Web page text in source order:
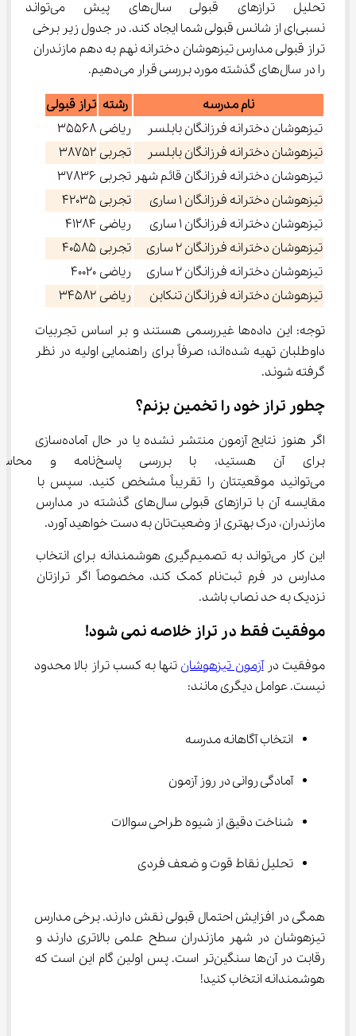
تحلیل ترازهای قبولی
نسبی‌ای از شانس قبولی شما ایجاد کند. در جدول زیر برخی
تراز قبولی مدارس تیزهوشان دخترانه نهم به دهم مازندران
را در سال‌های گذشته مورد بررسی قرار می‌دهیم.
نام مدرسه
رشته تراز قبولی
تیزهوشان دخترانه فرزانگان بابلسر
ریاضی 35568
تیزهوشان دخترانه فرزانگان بابلسر
تجربی 38752
تیزهوشان دخترانه فرزانگان قائم شهر تجربی 37836
تیزهوشان دخترانه فرزانگان 1 ساری
تجربی 42035
تیزهوشان دخترانه فرزانگان 1 ساری
ریاضی 41284
تیزهوشان دخترانه فرزانگان 2 ساری
تجربی 40585
تیزهوشان دخترانه فرزانگان 2 ساری
ریاضی 40020
تیزهوشان دخترانه فرزانگان تنکابن
ریاضی 34582
توجه: این داده‌ها غیررسمی هستند و بر اساس تجربیات
داوطلبان تهیه شده‌اند؛ صرفاً برای راهنمایی اولیه در نظر
گرفته شوند.
چطور تراز خود را تخمین بزنم؟
اگر هنوز نتایج آزمون منتشر نشده یا در حال آماده‌سازی
برای آن هستید، با بررسی
می‌توانید موقعیتتان را تقریباً مشخص کنید. سپس با
مقایسه آن با ترازهای قبولی سال‌های گذشته در مدارس
مازندران، درک بهتری از وضعیت‌تان به دست خواهید آورد.
این کار می‌تواند به تصمیم‌گیری هوشمندانه برای انتخاب
مدارس در فرم ثبت‌نام کمک کند، مخصوصاً اگر ترازتان
نزدیک به حد نصاب باشد.
موفقیت فقط در تراز خلاصه نمی شود!
موفقیت در آزمون تیزهوشان تنها به کسب تراز بالا محدود
نیست. عوامل دیگری مانند:
انتخاب آگاهانه مدرسه
آمادگی روانی در روز آزمون
شناخت دقیق از شیوه طراحی سوالات
تحلیل نقاط قوت و ضعف فردی
همگی در افزایش احتمال قبولی نقش دارند. برخی مدارس
تیزهوشان در شهر مازندران سطح علمی بالاتری دارند و
رقابت در آن‌ها سنگین‌تر است. پس اولین گام این است که
هوشمندانه انتخاب کنید!